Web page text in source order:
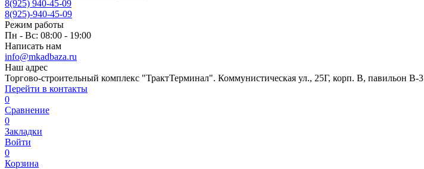
8(925) 940-45-09
8(925)-940-45-09
Режим работы
Пн - Вс: 08:00 - 19:00
Написать нам
info@mkadbaza.ru
Наш адрес
Торгово-строительный комплекс "ТрактТерминал". Коммунистическая ул., 25Г, корп. В, павильон В-3
Перейти в контакты
0
Сравнение
0
Закладки
Войти
0
Корзина